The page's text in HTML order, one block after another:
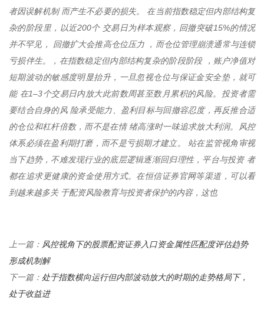
者因误解机制 而产生不必要的损失。 在当前指数稳定但内部结构复
杂的阶段里，以近200个 交易日为样本观察，回撤突破15%的情况
并不罕见， 回撤扩大会推高仓位压力 ，而仓位管理崩溃通常与连锁
亏损伴生。，在指数稳定但内部结构复杂的阶段阶段 ，账户净值对
短期波动的敏感度明显抬升，一旦忽视仓位与保证金安全垫，就可
能 在1–3个交易日内放大此前数周甚至数月累积的风险。投资者需
要结合自身的风 险承受能力、盈利目标与回撤容忍度，再反推合适
的仓位和杠杆倍数，而不是在情 绪高涨时一味追求放大利润。风控
体系必须在盈利期打磨，而不是亏损期才建立。 站在监管视角审视
当下趋势，不难发现行业的底层逻辑逐渐回归理性，平台与投资 者
都在追求更健康的资金使用方式。在恒信证券官网等渠道，可以看
到越来越多关 于配资风险教育与投资者保护的内容，这也
上一篇： 风控视角下的股票配资证券入口资金属性匹配度评估趋势
形成机制解
下一篇： 处于指数横向运行但内部波动放大的时期的走势格局下，
处于收益进